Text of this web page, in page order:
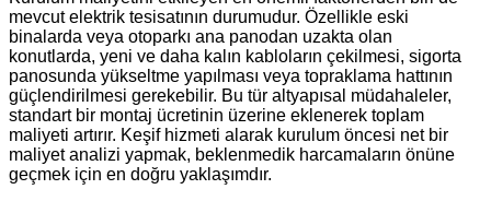
mevcut elektrik tesisatının durumudur. Özellikle eski
binalarda veya otoparkı ana panodan uzakta olan
konutlarda, yeni ve daha kalın kabloların çekilmesi, sigorta
panosunda yükseltme yapılması veya topraklama hattının
güçlendirilmesi gerekebilir. Bu tür altyapısal müdahaleler,
standart bir montaj ücretinin üzerine eklenerek toplam
maliyeti artırır. Keşif hizmeti alarak kurulum öncesi net bir
maliyet analizi yapmak, beklenmedik harcamaların önüne
geçmek için en doğru yaklaşımdır.